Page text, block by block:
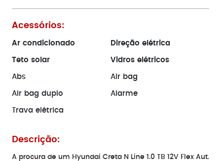
Acessórios:
Ar condicionado Direção elétrica
Teto solar Vidros elétricos
Abs Air bag
Air bag duplo Alarme
Trava elétrica
Descrição:
A procura de um Hyundai Creta N Line 1.0 TB 12V Flex Aut.